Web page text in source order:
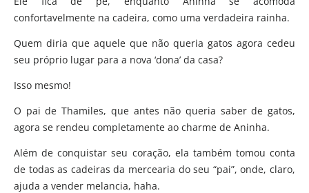
confortavelmente na cadeira, como uma verdadeira rainha.
Quem diria que aquele que não queria gatos agora cedeu
seu próprio lugar para a nova ‘dona’ da casa?
Isso mesmo!
O pai de Thamiles, que antes não queria saber de gatos,
agora se rendeu completamente ao charme de Aninha.
Além de conquistar seu coração, ela também tomou conta
de todas as cadeiras da mercearia do seu “pai”, onde, claro,
ajuda a vender melancia, haha.